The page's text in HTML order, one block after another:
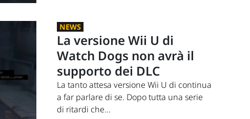
NEWS
La versione Wii U di
Watch Dogs non avrà il
supporto dei DLC
La tanto attesa versione Wii U di continua
a far parlare di se. Dopo tutta una serie
di ritardi che...